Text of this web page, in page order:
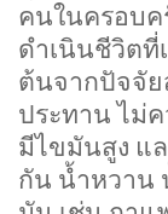
คนในครอบค
ดำเนินชีวิตที่
ต้นจากปัจจั
ประทาน ไม่
มีไขมันสูง แล
กัน น้ำหวาน